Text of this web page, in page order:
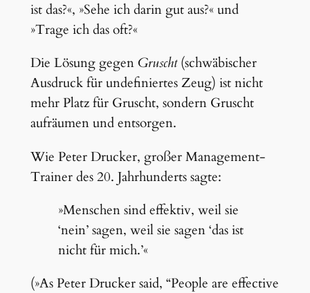
ist das?«, »Sehe ich darin gut aus?« und
»Trage ich das oft?«
Die Lösung gegen Gruscht(schwäbischer
Ausdruck für undefiniertes Zeug) ist nicht
mehr Platz für Gruscht, sondern Gruscht
aufräumen und entsorgen.
Wie Peter Drucker, großer Management-
Trainer des 20. Jahrhunderts sagte:
»Menschen sind effektiv, weil sie
‘nein’ sagen, weil sie sagen ‘das ist
nicht für mich.’«
(»As Peter Drucker said, “People are effective